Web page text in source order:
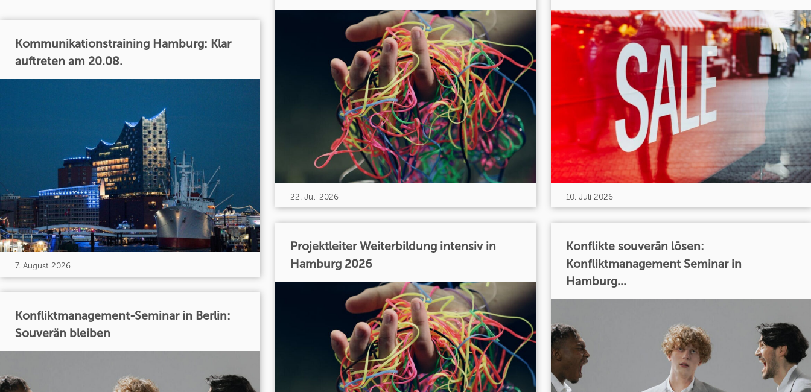
Kommunikationstraining Hamburg: Klar
auftreten am 20.08.
7. August 2026
Konfliktmanagement-Seminar in Berlin:
Souverän bleiben
22. Juli 2026
Projektleiter Weiterbildung intensiv in
Hamburg 2026
10. Juli 2026
Konflikte souverän lösen:
Konfliktmanagement Seminar in
Hamburg...